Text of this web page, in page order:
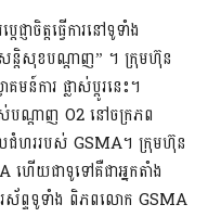
ាចិត្តធ្វើការនៅទូទាំង
ន្តិសុខបណ្តាញ” ។ ក្រុមហ៊ុន
ការ ផ្លាស់ប្តូរនេះ។
ណ្ដាញ O2 នៅចក្រភព
ជំហររបស់ GSMA។ ក្រុមហ៊ុន
ហើយជាទូទៅគឺជាអ្នកតាំង
ស័ព្ទទូទាំង ពិភពលោក GSMA